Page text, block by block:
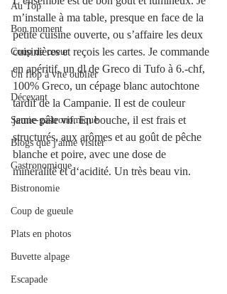
Au Top
Bon moment
Coup de coeur
Un flop à vite oublier
Décevant
Semie-gastronomique
Blogs que j'aime visiter
Gastronomique
Bistronomie
Coup de gueule
Plats en photos
Buvette alpage
Escapade
m’installe à ma table, presque en face de la
petite cuisine ouverte, ou s’affaire les deux
cuisinières et reçois les cartes. Je commande
en apéritif, un dl de Greco di Tufo à 6.-chf,
100% Greco, un cépage blanc autochtone
tardif de la Campanie. Il est de couleur
jaune pâle vif. En bouche, il est frais et
structurés, aux arômes et au goût de pêche
blanche et poire, avec une dose de
minéralité et d‘acidité. Un très beau vin.